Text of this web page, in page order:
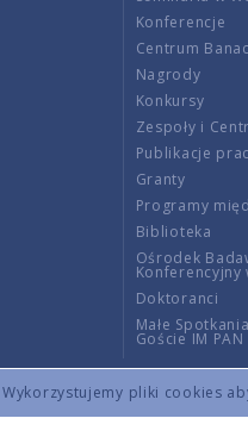
Wykorzystujemy pliki cookies
Konferencje
Centrum
Nagrody
Konkursy
Zespoły i
Publikacje
Granty
Programy
Biblioteka
Ośrodek
Konferencyjny
Doktoranci
Małe
Goście IM PAN